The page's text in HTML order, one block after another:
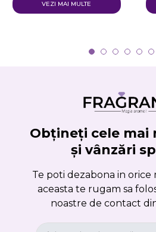
VEZI MAI MULTE
Obțineți cele mai
și vânzări
Te poti dezabona in
aceasta te rugam sa
noastre de contact